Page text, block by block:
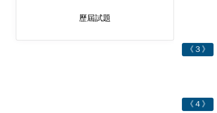
歷屆試題
《３》
《４》